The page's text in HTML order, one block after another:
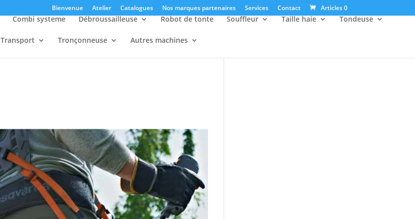
Bienvenue Atelier Catalogues Nos marques partenaires Services Contact Articles 0
Combi systeme Débroussailleuse Robot de tonte Souffleur Taille haie Tondeuse
Transport Tronçonneuse Autres machines